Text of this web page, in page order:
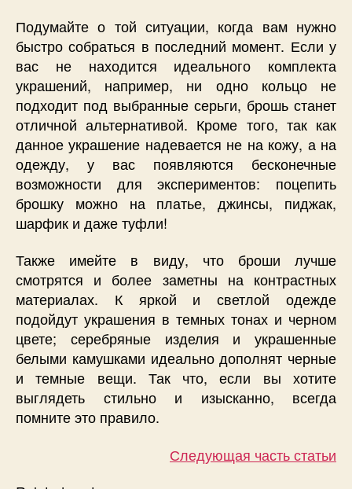
Подумайте о той ситуации, когда вам нужно
быстро собраться в последний момент. Если у
вас не находится идеального комплекта
украшений, например, ни одно кольцо не
подходит под выбранные серьги, брошь станет
отличной альтернативой. Кроме того, так как
данное украшение надевается не на кожу, а на
одежду, у вас появляются бесконечные
возможности для экспериментов: поцепить
брошку можно на платье, джинсы, пиджак,
шарфик и даже туфли!
Также имейте в виду, что броши лучше
смотрятся и более заметны на контрастных
материалах. К яркой и светлой одежде
подойдут украшения в темных тонах и черном
цвете; серебряные изделия и украшенные
белыми камушками идеально дополнят черные
и темные вещи. Так что, если вы хотите
выглядеть стильно и изысканно, всегда
помните это правило.
Следующая часть статьи